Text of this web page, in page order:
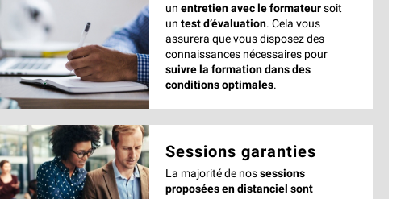
un entretien avec le formateursoit
un test d’évaluation. Cela vous
assurera que vous disposez des
connaissances nécessaires pour
suivre la formation dans des
conditions optimales.
Sessions garanties
La majorité de nossessions
proposées en distanciel sont